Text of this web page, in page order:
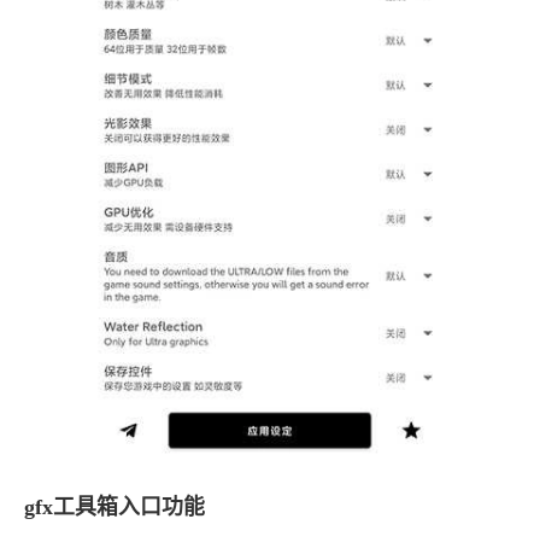
gfx工具箱入口功能